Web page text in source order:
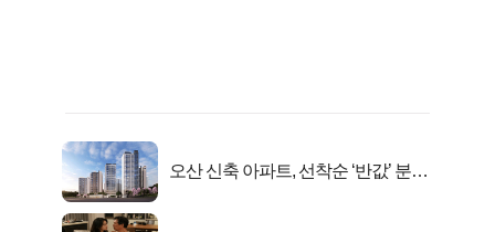
오산 신축 아파트, 선착순 ‘반값’ 분양